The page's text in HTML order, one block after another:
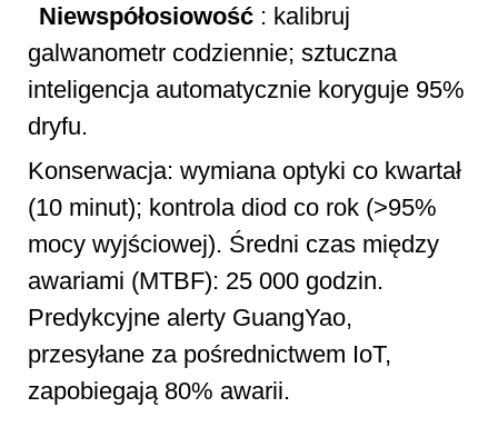
Niewspółosiowość : kalibruj
galwanometr codziennie; sztuczna
inteligencja automatycznie koryguje 95%
dryfu.
Konserwacja: wymiana optyki co kwartał
(10 minut); kontrola diod co rok (>95%
mocy wyjściowej). Średni czas między
awariami (MTBF): 25 000 godzin.
Predykcyjne alerty GuangYao,
przesyłane za pośrednictwem IoT,
zapobiegają 80% awarii.